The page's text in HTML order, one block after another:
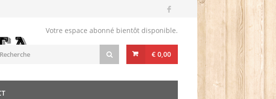
Votre espace abonné bientôt disponible.
€ 0,00